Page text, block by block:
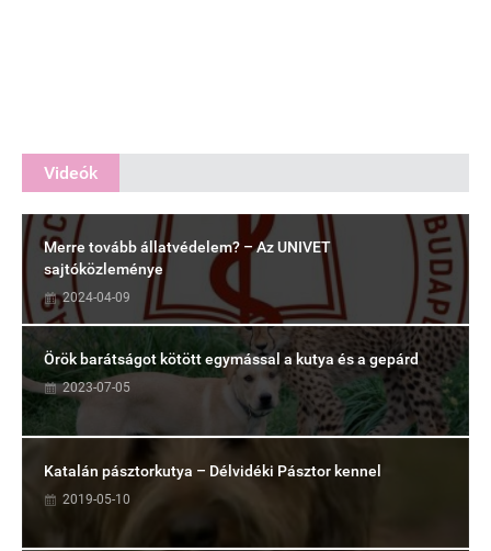
Videók
Merre tovább állatvédelem? – Az UNIVET
sajtóközleménye
2024-04-09
Örök barátságot kötött egymással a kutya és a gepárd
2023-07-05
Katalán pásztorkutya – Délvidéki Pásztor kennel
2019-05-10